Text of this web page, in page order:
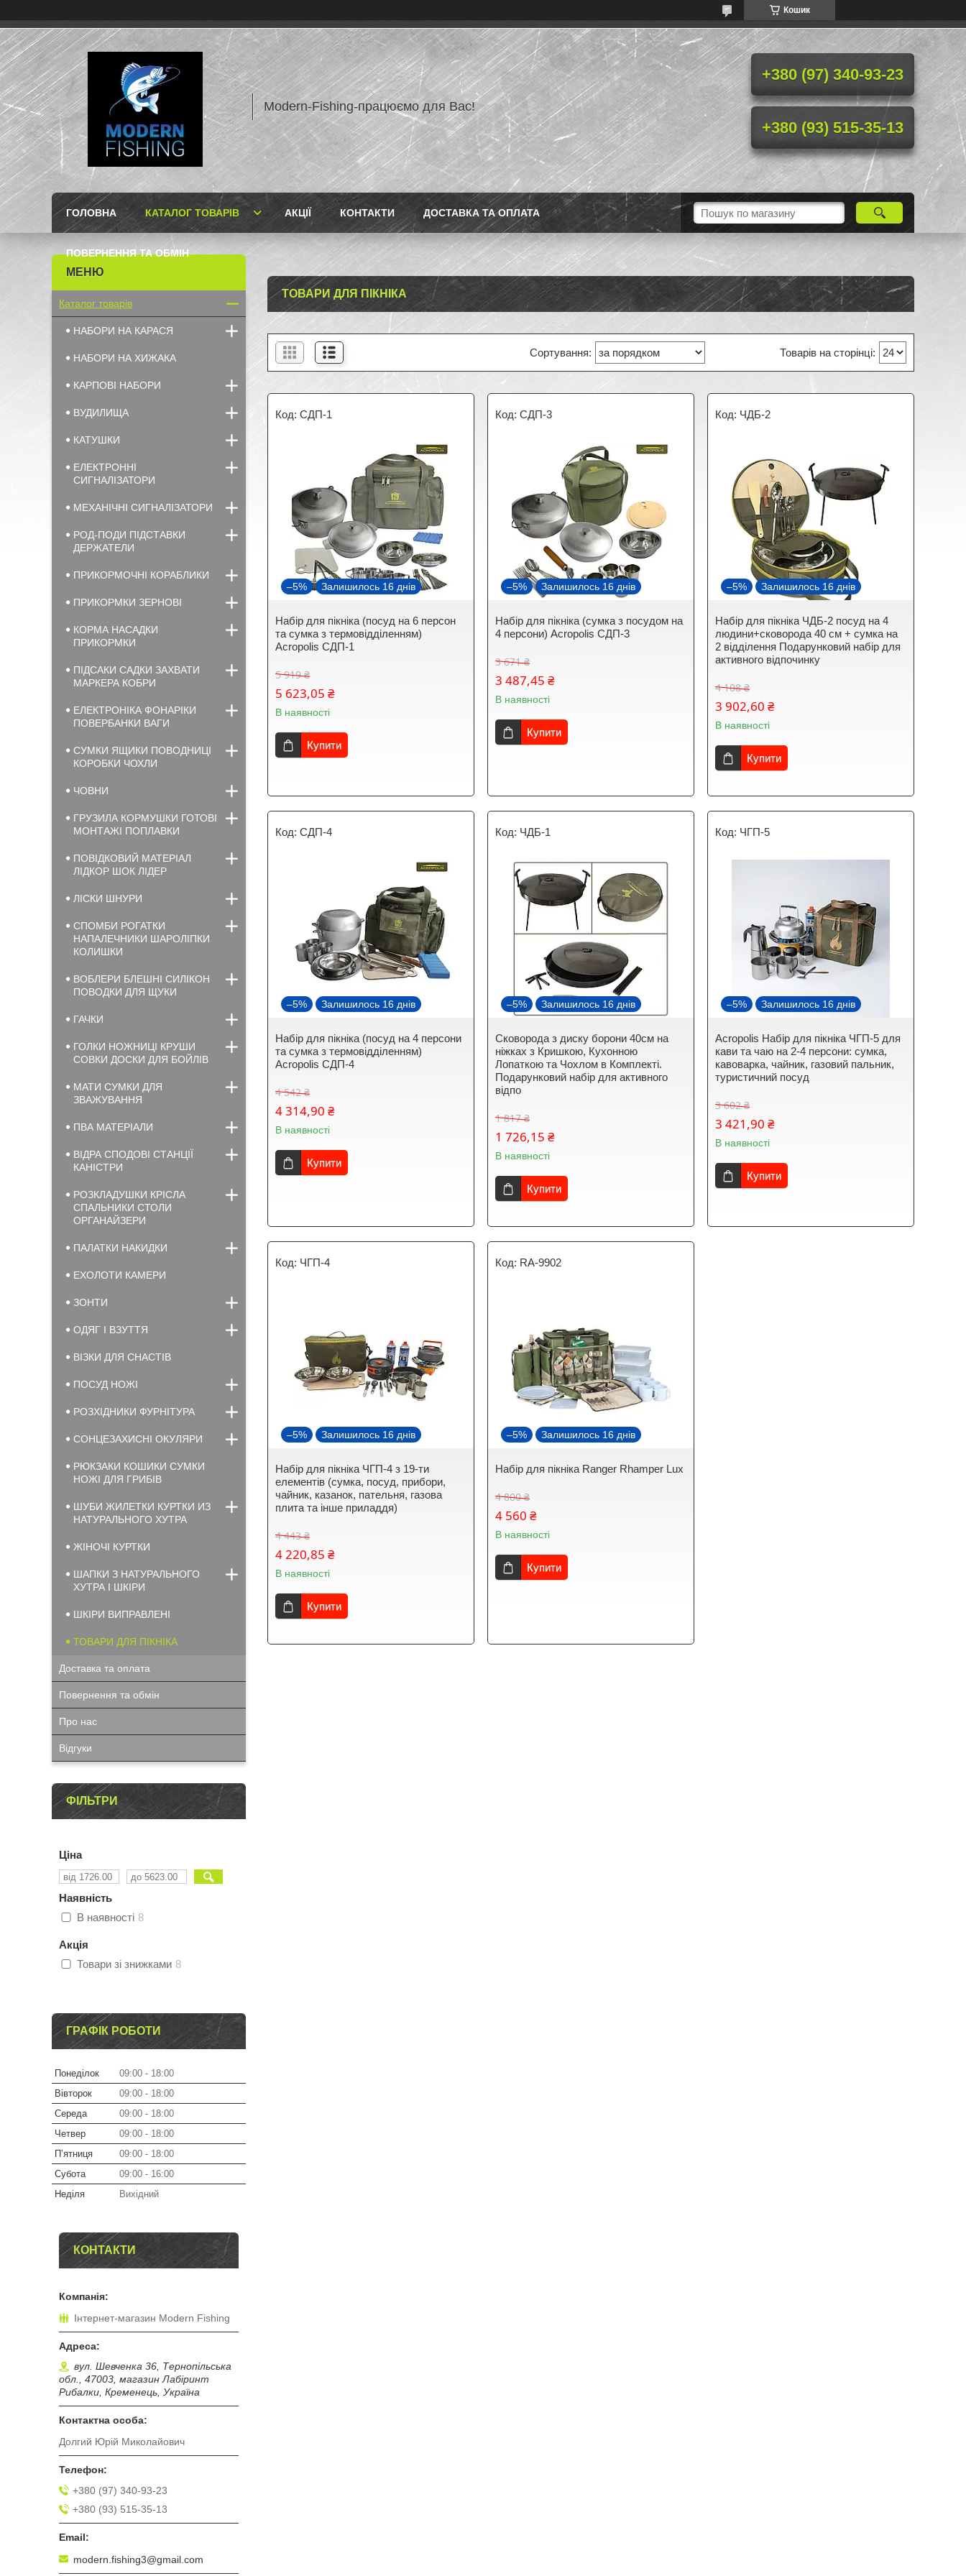
Кошик
Modern-Fishing-працюємо для Вас!
+380 (97) 340-93-23
+380 (93) 515-35-13
ГОЛОВНА КАТАЛОГ ТОВАРІВ АКЦІЇ КОНТАКТИ ДОСТАВКА ТА ОПЛАТА
ПОВЕРНЕННЯ ТА ОБМІН
ТОВАРИ ДЛЯ ПІКНІКА
СДП-1
–5% Залишилось 16 днів
Набір для пікніка (посуд на 6 персон
та сумка з термовідділенням)
Acropolis СДП-1
5 919 ₴
5 623,05 ₴
В наявності
Купити
СДП-3
–5% Залишилось 16 днів
Набір для пікніка (сумка з посудом на
4 персони) Acropolis СДП-3
3 671 ₴
3 487,45 ₴
В наявності
Купити
ЧДБ-2
–5% Залишилось 16 днів
Набір для пікніка ЧДБ-2 посуд на 4
людини+сковорода 40 см + сумка на
2 відділення Подарунковий набір для
активного відпочинку
4 108 ₴
3 902,60 ₴
В наявності
Купити
СДП-4
–5% Залишилось 16 днів
Набір для пікніка (посуд на 4 персони
та сумка з термовідділенням)
Acropolis СДП-4
4 542 ₴
4 314,90 ₴
В наявності
Купити
ЧДБ-1
–5% Залишилось 16 днів
Сковорода з диску борони 40см на
ніжках з Кришкою, Кухонною
Лопаткою та Чохлом в Комплекті.
Подарунковий набір для активного
відпо
1 817 ₴
1 726,15 ₴
В наявності
Купити
ЧГП-5
–5% Залишилось 16 днів
Acropolis Набір для пікніка ЧГП-5 для
кави та чаю на 2-4 персони: сумка,
кавоварка, чайник, газовий пальник,
туристичний посуд
3 602 ₴
3 421,90 ₴
В наявності
Купити
ЧГП-4
–5% Залишилось 16 днів
Набір для пікніка ЧГП-4 з 19-ти
елементів (сумка, посуд, прибори,
чайник, казанок, пательня, газова
плита та інше приладдя)
4 443 ₴
4 220,85 ₴
В наявності
Купити
RA-9902
–5% Залишилось 16 днів
Набір для пікніка Ranger Rhamper Lux
4 800 ₴
4 560 ₴
В наявності
Купити
Каталог товарів
НАБОРИ НА КАРАСЯ
НАБОРИ НА ХИЖАКА
КАРПОВІ НАБОРИ
ВУДИЛИЩА
КАТУШКИ
ЕЛЕКТРОННІ
СИГНАЛІЗАТОРИ
МЕХАНІЧНІ СИГНАЛІЗАТОРИ
РОД-ПОДИ ПІДСТАВКИ
ДЕРЖАТЕЛИ
ПРИКОРМОЧНІ КОРАБЛИКИ
ПРИКОРМКИ ЗЕРНОВІ
КОРМА НАСАДКИ
ПРИКОРМКИ
ПІДСАКИ САДКИ ЗАХВАТИ
МАРКЕРА КОБРИ
ЕЛЕКТРОНІКА ФОНАРІКИ
ПОВЕРБАНКИ ВАГИ
СУМКИ ЯЩИКИ ПОВОДНИЦІ
КОРОБКИ ЧОХЛИ
ЧОВНИ
ГРУЗИЛА КОРМУШКИ ГОТОВІ
МОНТАЖІ ПОПЛАВКИ
ПОВІДКОВИЙ МАТЕРІАЛ
ЛІДКОР ШОК ЛІДЕР
ЛІСКИ ШНУРИ
СПОМБИ РОГАТКИ
НАПАЛЕЧНИКИ ШАРОЛІПКИ
КОЛИШКИ
ВОБЛЕРИ БЛЕШНІ СИЛІКОН
ПОВОДКИ ДЛЯ ЩУКИ
ГАЧКИ
ГОЛКИ НОЖНИЦІ КРУШИ
СОВКИ ДОСКИ ДЛЯ БОЙЛІВ
МАТИ СУМКИ ДЛЯ
ЗВАЖУВАННЯ
ПВА МАТЕРІАЛИ
ВІДРА СПОДОВІ СТАНЦІЇ
КАНІСТРИ
РОЗКЛАДУШКИ КРІСЛА
СПАЛЬНИКИ СТОЛИ
ОРГАНАЙЗЕРИ
ПАЛАТКИ НАКИДКИ
ЕХОЛОТИ КАМЕРИ
ЗОНТИ
ОДЯГ І ВЗУТТЯ
ВІЗКИ ДЛЯ СНАСТІВ
ПОСУД НОЖІ
РОЗХІДНИКИ ФУРНІТУРА
СОНЦЕЗАХИСНІ ОКУЛЯРИ
РЮКЗАКИ КОШИКИ СУМКИ
НОЖІ ДЛЯ ГРИБІВ
ШУБИ ЖИЛЕТКИ КУРТКИ ИЗ
НАТУРАЛЬНОГО ХУТРА
ЖІНОЧІ КУРТКИ
ШАПКИ З НАТУРАЛЬНОГО
ХУТРА І ШКІРИ
ШКІРИ ВИПРАВЛЕНІ
ТОВАРИ ДЛЯ ПІКНІКА
Доставка та оплата
Повернення та обмін
Про нас
Відгуки
ФІЛЬТРИ
Ціна
Наявність
В наявності 8
Акція
Товари зі знижками 8
ГРАФІК РОБОТИ
Понеділок 09:00
18:00
Вівторок
09:00
18:00
Середа
09:00
18:00
Четвер
09:00
18:00
Пʼятниця
09:00
18:00
Субота
09:00
16:00
Неділя
Вихідний
КОНТАКТИ
Інтернет-магазин Modern Fishing
вул. Шевченка 36, Тернопільська
обл., 47003, магазин Лабіринт
Рибалки, Кременець, Україна
Долгий Юрій Миколайович
+380 (97) 340-93-23
+380 (93) 515-35-13
modern.fishing3@gmail.com